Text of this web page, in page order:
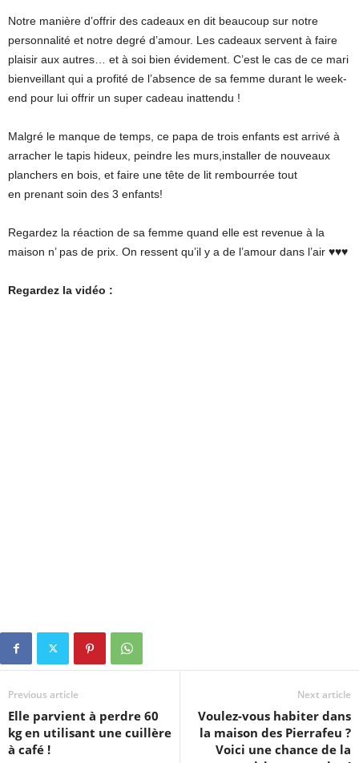
Notre manière d’offrir des cadeaux en dit beaucoup sur notre
personnalité et notre degré d’amour. Les cadeaux servent à faire
plaisir aux autres… et à soi bien évidement. C’est le cas de ce mari
bienveillant qui a profité de l’absence de sa femme durant le week-
end pour lui offrir un super cadeau inattendu !
Malgré le manque de temps, ce papa de trois enfants est arrivé à
arracher le tapis hideux, peindre les murs installer de nouveaux
planchers en bois et faire une tête de lit rembourrée tout
en prenant soin des 3 enfants!
Regardez la réaction de sa femme quand elle est revenue à la
maison n’ pas de prix. On ressent qu’il y a de l’amour dans l’air ♥♥♥
Regardez la vidéo :
Previous article
Elle parvient à perdre 60
kg en utilisant une cuillère
à café !
Next article
Voulez-vous habiter dans
la maison des Pierrafeu ?
Voici une chance de la